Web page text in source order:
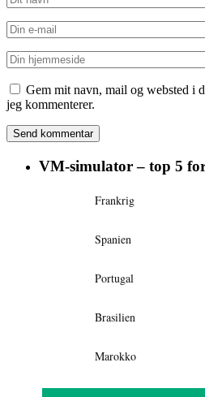
Gem mit navn, mail og websted i
jeg kommenterer.
VM-simulator – top 5
Frankrig
Spanien
Portugal
Brasilien
Marokko